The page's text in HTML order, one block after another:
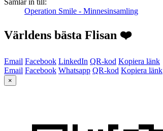
Samlar in till:
Operation Smile - Minnesinsamling
Världens bästa Flisan ❤️
Email Facebook LinkedIn QR-kod Kopiera länk
Email Facebook Whatsapp QR-kod Kopiera länk
×